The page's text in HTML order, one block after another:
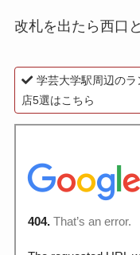
改札を出たら西口
学芸大学駅周辺の
店5選はこちら